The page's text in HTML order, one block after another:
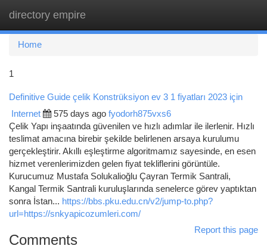
directory empire
Home
1
Definitive Guide çelik Konstrüksiyon ev 3 1 fiyatları 2023 için
Internet 575 days ago fyodorh875vxs6
Çelik Yapı inşaatında güvenilen ve hızlı adımlar ile ilerlenir. Hızlı
teslimat amacına birebir şekilde belirlenen arsaya kurulumu
gerçekleştirir. Akıllı eşleştirme algoritmamız sayesinde, en esen
hizmet verenlerimizden gelen fiyat tekliflerini görüntüle.
Kurucumuz Mustafa Solukalioğlu Çayran Termik Santrali,
Kangal Termik Santrali kuruluşlarında senelerce görev yaptıktan
sonra İstan... https://bbs.pku.edu.cn/v2/jump-to.php?
url=https://snkyapicozumleri.com/
Report this page
Comments